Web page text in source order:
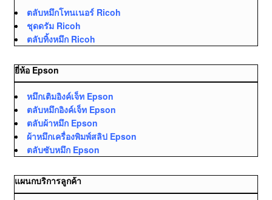
ตลับหมึกโทนเนอร์ Ricoh
ชุดดรัม Ricoh
ตลับทิ้งหมึก Ricoh
ยี่ห้อ Epson
หมึกเติมอิงค์เจ็ท Epson
ตลับหมึกอิงค์เจ็ท Epson
ตลับผ้าหมึก Epson
ผ้าหมึกเครื่องพิมพ์สลิป Epson
ตลับซับหมึก Epson
แผนกบริการลูกค้า